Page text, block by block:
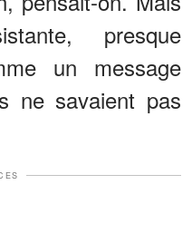
presque
un message
ne savaient pas